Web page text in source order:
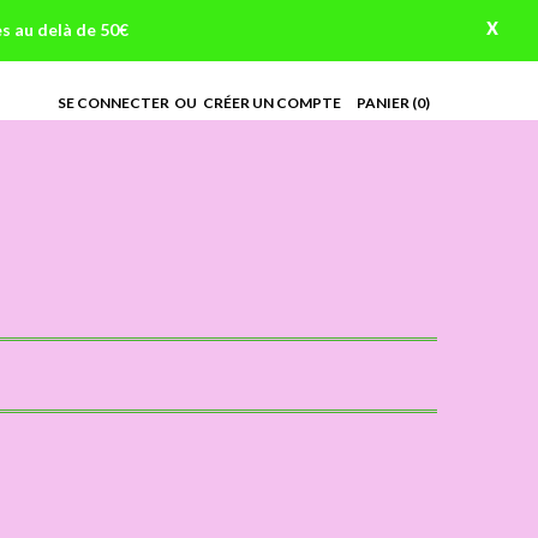
au delà de 50€ X
SE CONNECTER OU CRÉER UN COMPTE PANIER (0)